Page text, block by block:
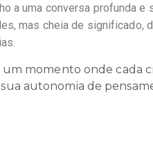
a uma conversa profunda e
mas cheia de significado,
momento onde cada
autonomia de